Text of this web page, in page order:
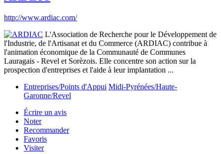
http://www.ardiac.com/
L'Association de Recherche pour le Développement de
l'Industrie, de l'Artisanat et du Commerce (ARDIAC) contribue à
l'animation économique de la Communauté de Communes
Lauragais - Revel et Sorèzois. Elle concentre son action sur la
prospection d'entreprises et l'aide à leur implantation ...
Entreprises/Points d'Appui Midi-Pyrénées/Haute-
Garonne/Revel
Écrire un avis
Noter
Recommander
Favoris
Visiter